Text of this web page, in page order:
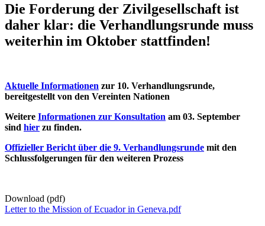
Die Forderung der Zivilgesellschaft ist
daher klar: die Verhandlungsrunde muss
weiterhin im Oktober stattfinden!
Aktuelle Informationen zur 10. Verhandlungsrunde,
bereitgestellt von den Vereinten Nationen
Weitere Informationen zur Konsultation am 03. September
sind hier zu finden.
Offizieller Bericht über die 9. Verhandlungsrunde mit den
Schlussfolgerungen für den weiteren Prozess
Download (pdf)
Letter to the Mission of Ecuador in Geneva.pdf